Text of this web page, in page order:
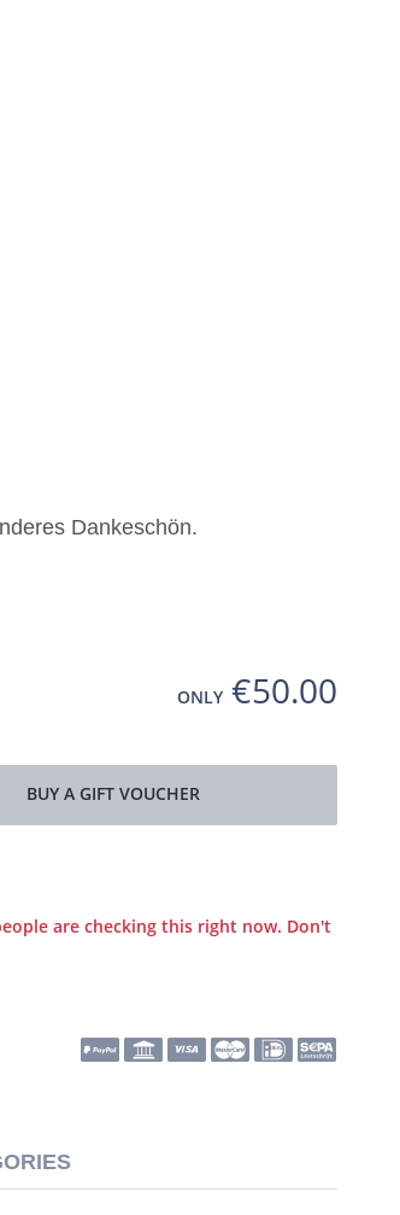
Dankeschön.
ONLY €50.00
BUY A GIFT VOUCHER
are checking this right now. Don't